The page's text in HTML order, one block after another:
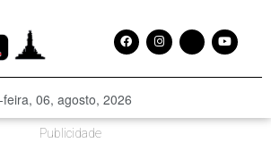
06, agosto, 2026
Publicidade